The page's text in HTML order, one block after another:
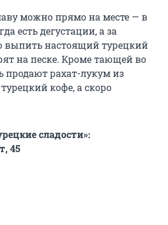
можно прямо на месте — в
есть дегустации, а за
выпить настоящий турецкий
на песке. Кроме тающей во
продают рахат-лукум из
кофе, а скоро
сладости»:
45